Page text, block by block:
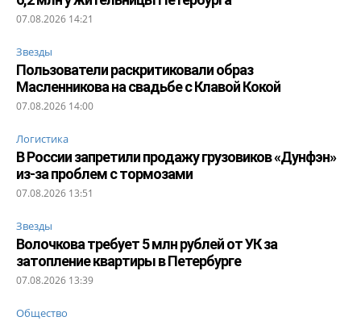
07.08.2026 14:21
Звезды
Пользователи раскритиковали образ
Масленникова на свадьбе с Клавой Кокой
07.08.2026 14:00
Логистика
В России запретили продажу грузовиков «Дунфэн»
из-за проблем с тормозами
07.08.2026 13:51
Звезды
Волочкова требует 5 млн рублей от УК за
затопление квартиры в Петербурге
07.08.2026 13:39
Общество